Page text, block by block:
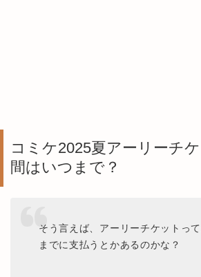
コミケ2025夏アーリーチ
間はいつまで？
そう言えば、アーリーチケットっ
までに支払うとかあるのかな？